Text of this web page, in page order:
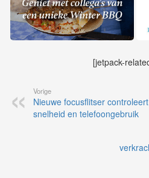
[jetpack-
Vorige
Nieuwe focusflitser controleert
snelheid en telefoongebruik